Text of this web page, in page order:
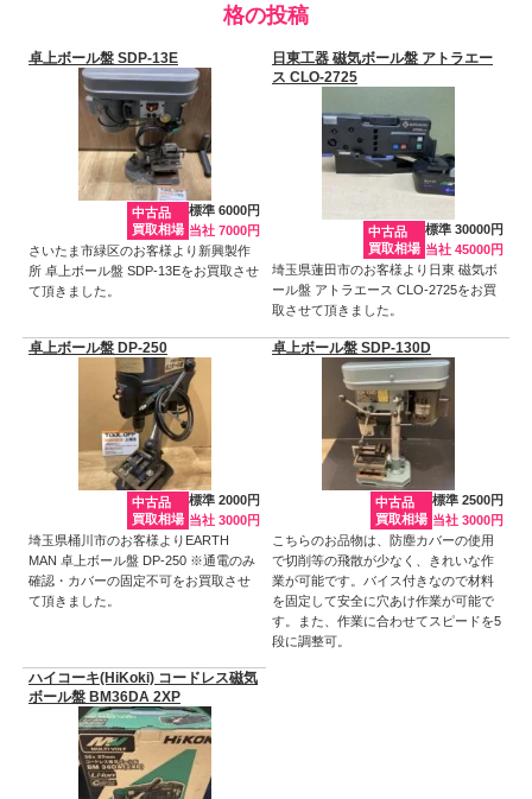
格の投稿
卓上ボール盤 SDP-13E
中古品
買取相場
標準 6000円
当社 7000円
さいたま市緑区のお客様より新興製作
所 卓上ボール盤 SDP-13Eをお買取させ
て頂きました。
日東工器 磁気ボール盤 アトラエー
ス CLO-2725
中古品
買取相場
標準 30000円
当社 45000円
埼玉県蓮田市のお客様より日東 磁気ボ
ール盤 アトラエース CLO-2725をお買
取させて頂きました。
卓上ボール盤 DP-250
中古品
買取相場
標準 2000円
当社 3000円
埼玉県桶川市のお客様よりEARTH
MAN 卓上ボール盤 DP-250 ※通電のみ
確認・カバーの固定不可をお買取させ
て頂きました。
卓上ボール盤 SDP-130D
中古品
買取相場
標準 2500円
当社 3000円
こちらのお品物は、防塵カバーの使用
で切削等の飛散が少なく、きれいな作
業が可能です。バイス付きなので材料
を固定して安全に穴あけ作業が可能で
す。また、作業に合わせてスピードを5
段に調整可。
ハイコーキ(HiKoki) コードレス磁気
ボール盤 BM36DA 2XP